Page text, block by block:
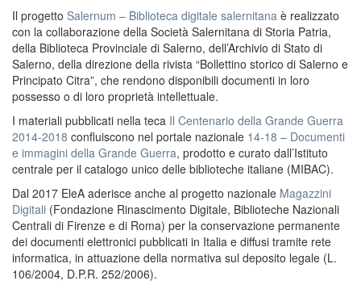
Il progetto Salernum – Biblioteca digitale salernitana è realizzato
con la collaborazione della Società Salernitana di Storia Patria,
della Biblioteca Provinciale di Salerno, dell’Archivio di Stato di
Salerno, della direzione della rivista “Bollettino storico di Salerno e
Principato Citra”, che rendono disponibili documenti in loro
possesso o di loro proprietà intellettuale.
I materiali pubblicati nella teca Il Centenario della Grande Guerra
2014-2018 confluiscono nel portale nazionale 14-18 – Documenti
e immagini della Grande Guerra, prodotto e curato dall’Istituto
centrale per il catalogo unico delle biblioteche italiane (MIBAC).
Dal 2017 EleA aderisce anche al progetto nazionale Magazzini
Digitali (Fondazione Rinascimento Digitale, Biblioteche Nazionali
Centrali di Firenze e di Roma) per la conservazione permanente
dei documenti elettronici pubblicati in Italia e diffusi tramite rete
informatica, in attuazione della normativa sul deposito legale (L.
106/2004, D.P.R. 252/2006).